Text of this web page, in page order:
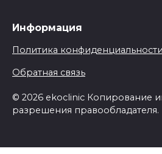
Информация
Политика конфиденциальности
Обратная связь
© 2026 ekoclinic Копирование
разрешения правообладателя.